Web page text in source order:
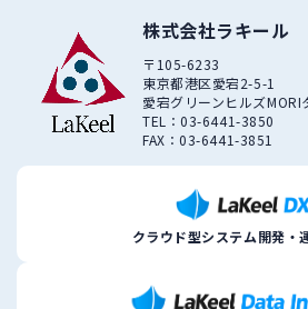
株式会社ラキール
〒105-6233
東京都港区愛宕2-5-1
愛宕グリーンヒルズMORI
TEL：03-6441-3850
FAX：03-6441-3851
クラウド型システム開発・